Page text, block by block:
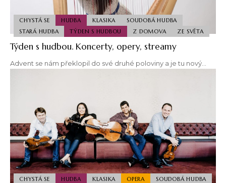
CHYSTÁ SE HUDBA KLASIKA
SOUDOBÁ HUDBA
STARÁ HUDBA
TÝDEN S HUDBOU Z DOMOVA ZE SVĚTA
Týden s hudbou. Koncerty, opery, streamy
Advent se nám překlopil do své druhé poloviny a je tu nový…
CHYSTÁ SE HUDBA KLASIKA OPERA
SOUDOBÁ HUDBA